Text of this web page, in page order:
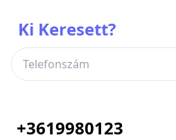
Ki Keresett?
+3619980123